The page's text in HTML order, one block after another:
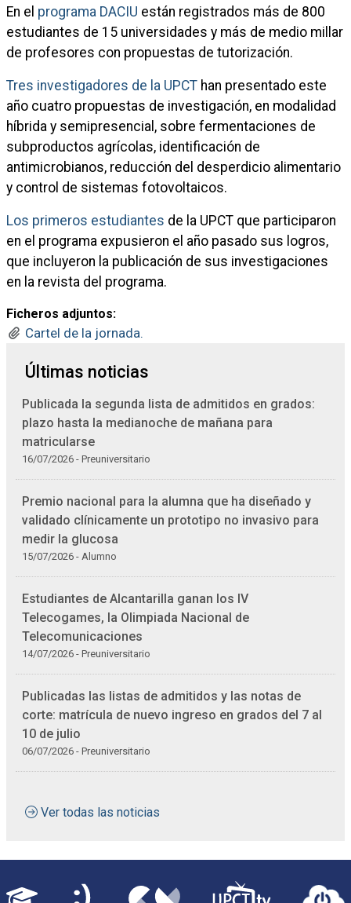
En el programa DACIU están registrados más de 800
estudiantes de 15 universidades y más de medio millar
de profesores con propuestas de tutorización.
Tres investigadores de la UPCT han presentado este
año cuatro propuestas de investigación, en modalidad
híbrida y semipresencial, sobre fermentaciones de
subproductos agrícolas, identificación de
antimicrobianos, reducción del desperdicio alimentario
y control de sistemas fotovoltaicos.
Los primeros estudiantes de la UPCT que participaron
en el programa expusieron el año pasado sus logros,
que incluyeron la publicación de sus investigaciones
en la revista del programa.
Ficheros adjuntos:
Cartel de la jornada.
Últimas noticias
Publicada la segunda lista de admitidos en grados:
plazo hasta la medianoche de mañana para
matricularse
16/07/2026 - Preuniversitario
Premio nacional para la alumna que ha diseñado y
validado clínicamente un prototipo no invasivo para
medir la glucosa
15/07/2026 - Alumno
Estudiantes de Alcantarilla ganan los IV
Telecogames, la Olimpiada Nacional de
Telecomunicaciones
14/07/2026 - Preuniversitario
Publicadas las listas de admitidos y las notas de
corte: matrícula de nuevo ingreso en grados del 7 al
10 de julio
06/07/2026 - Preuniversitario
Ver todas las noticias